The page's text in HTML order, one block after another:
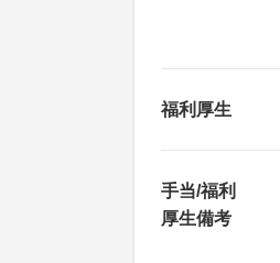
福利厚生
手当/福利
厚生備考